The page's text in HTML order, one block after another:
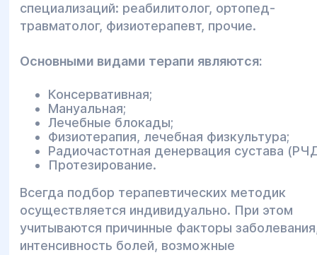
специализаций: реабилитолог, ортопед-
травматолог, физиотерапевт, прочие.
Основными видами терапи являются:
Консервативная;
Мануальная;
Лечебные блокады;
Физиотерапия, лечебная физкультура;
Радиочастотная денервация сустава
Протезирование.
Всегда подбор терапевтических методик
осуществляется индивидуально. При этом
учитываются причинные факторы
интенсивность болей, возможные